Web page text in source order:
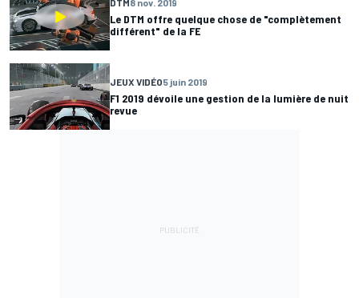
DTM 8 nov. 2019
Le DTM offre quelque chose de "complètement
différent" de la FE
JEUX VIDÉO5 juin 2019
F1 2019 dévoile une gestion de la lumière de nuit
revue